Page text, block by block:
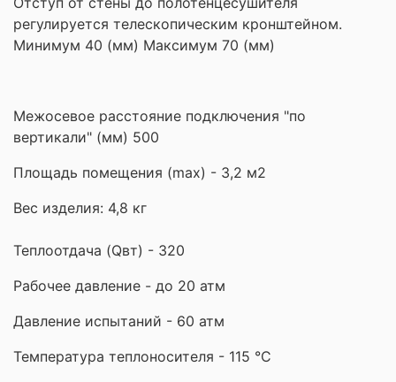
регулируется телескопическим кронштейном.
Минимум 40 (мм) Максимум 70 (мм)
Межосевое расстояние подключения "по
вертикали" (мм) 500
Площадь помещения (maх) - 3,2 м2
Вес изделия: 4,8 кг
Теплоотдача (Qвт) - 320
Рабочее давление - до 20 атм
Давление испытаний - 60 атм
Температура теплоносителя - 115 °С